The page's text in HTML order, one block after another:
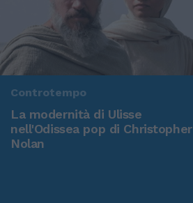
Controtempo
La modernità di Ulisse
nell'Odissea pop di Christopher
Nolan